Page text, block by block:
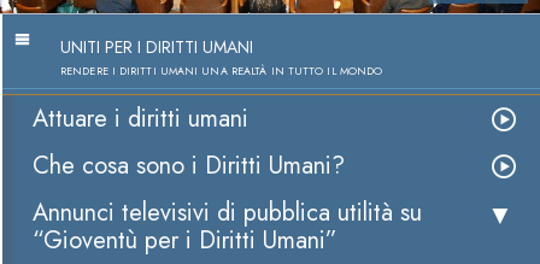
UNITI PER I DIRITTI UMANI
RENDERE I DIRITTI UMANI UNA REALTÀ IN TUTTO IL MONDO
Attuare i diritti umani
Che cosa sono i Diritti Umani?
Annunci televisivi di pubblica utilità su
“Gioventù per i Diritti Umani”